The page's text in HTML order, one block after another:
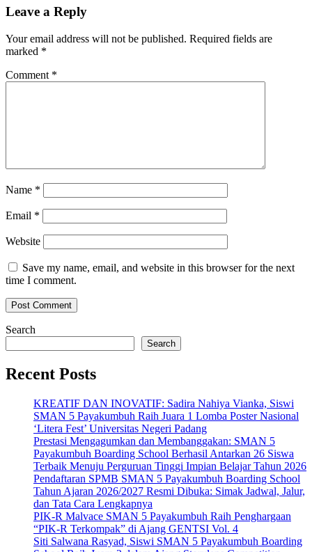
Leave a Reply
Your email address will not be published. Required fields are
marked *
Comment *
Name *
Email *
Website
Save my name, email, and website in this browser for the next
time I comment.
Search
Search
Recent Posts
KREATIF DAN INOVATIF: Sadira Nahiya Vianka, Siswi
SMAN 5 Payakumbuh Raih Juara 1 Lomba Poster Nasional
‘Litera Fest’ Universitas Negeri Padang
Prestasi Mengagumkan dan Membanggakan: SMAN 5
Payakumbuh Boarding School Berhasil Antarkan 26 Siswa
Terbaik Menuju Perguruan Tinggi Impian Belajar Tahun 2026
Pendaftaran SPMB SMAN 5 Payakumbuh Boarding School
Tahun Ajaran 2026/2027 Resmi Dibuka: Simak Jadwal, Jalur,
dan Tata Cara Lengkapnya
PIK-R Malvace SMAN 5 Payakumbuh Raih Penghargaan
“PIK-R Terkompak” di Ajang GENTSI Vol. 4
Siti Salwana Rasyad, Siswi SMAN 5 Payakumbuh Boarding